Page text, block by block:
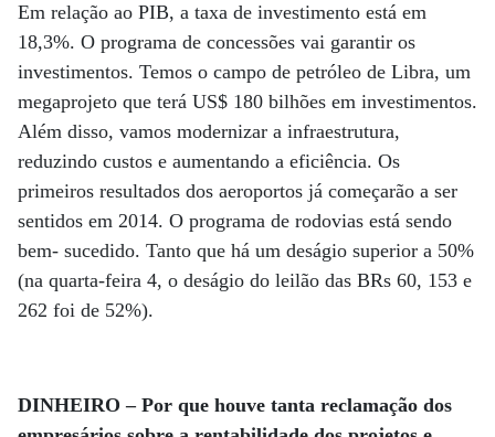
Em relação ao PIB, a taxa de investimento está em
18,3%. O programa de concessões vai garantir os
investimentos. Temos o campo de petróleo de Libra, um
megaprojeto que terá US$ 180 bilhões em investimentos.
Além disso, vamos modernizar a infraestrutura,
reduzindo custos e aumentando a eficiência. Os
primeiros resultados dos aeroportos já começarão a ser
sentidos em 2014. O programa de rodovias está sendo
bem- sucedido. Tanto que há um deságio superior a 50%
(na quarta-feira 4, o deságio do leilão das BRs 60, 153 e
262 foi de 52%).
DINHEIRO – Por que houve tanta reclamação dos